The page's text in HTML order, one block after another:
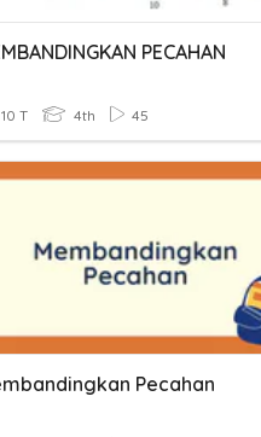
PECAHAN
10 T 4th 45
Pecahan